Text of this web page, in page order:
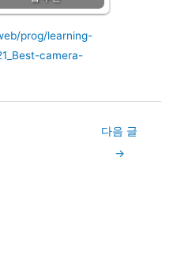
prog/learning-
camera-
다음 글
→